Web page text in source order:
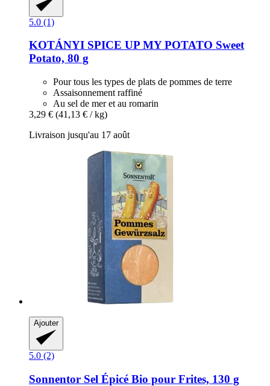
5.0 (1)
KOTÁNYI SPICE UP MY POTATO Sweet
Potato, 80 g
Pour tous les types de plats de pommes de terre
Assaisonnement raffiné
Au sel de mer et au romarin
3,29 € (41,13 € / kg)
Livraison jusqu'au 17 août
Ajouter
5.0 (2)
Sonnentor Sel Épicé Bio pour Frites, 130 g